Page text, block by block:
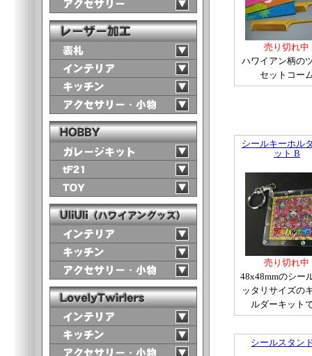
売り切れ中
ハワイアン柄の
セットコー
シールキーホル
ット B
売り切れ中
48x48mmのシー
ッタリサイズの
ルダーキット
シールスタン